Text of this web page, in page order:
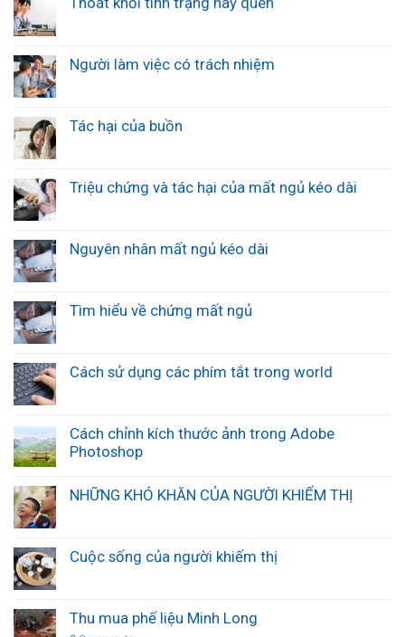
Người làm việc có trách nhiệm
Tác hại của buồn
Triệu chứng và tác hại của mất ngủ kéo dài
Nguyên nhân mất ngủ kéo dài
Tìm hiểu về chứng mất ngủ
Cách sử dụng các phím tắt trong world
Cách chỉnh kích thước ảnh trong Adobe
Photoshop
NHỮNG KHÓ KHĂN CỦA NGƯỜI KHIẾM THỊ
Cuộc sống của người khiếm thị
Thu mua phế liệu Minh Long